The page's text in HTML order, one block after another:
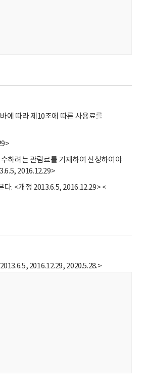
에 따라 제10조에 따른 사용료를
하려는 관람료를 기재하여 신청하여야
2016.12.29>
. <개정 2013.6.5, 2016.12.29> <
2016.12.29, 2020.5.28.>